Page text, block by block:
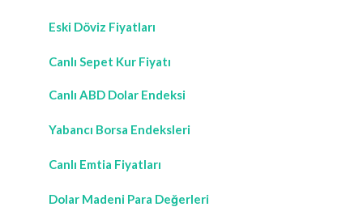
Eski Döviz Fiyatları
Canlı Sepet Kur Fiyatı
Canlı ABD Dolar Endeksi
Yabancı Borsa Endeksleri
Canlı Emtia Fiyatları
Dolar Madeni Para Değerleri